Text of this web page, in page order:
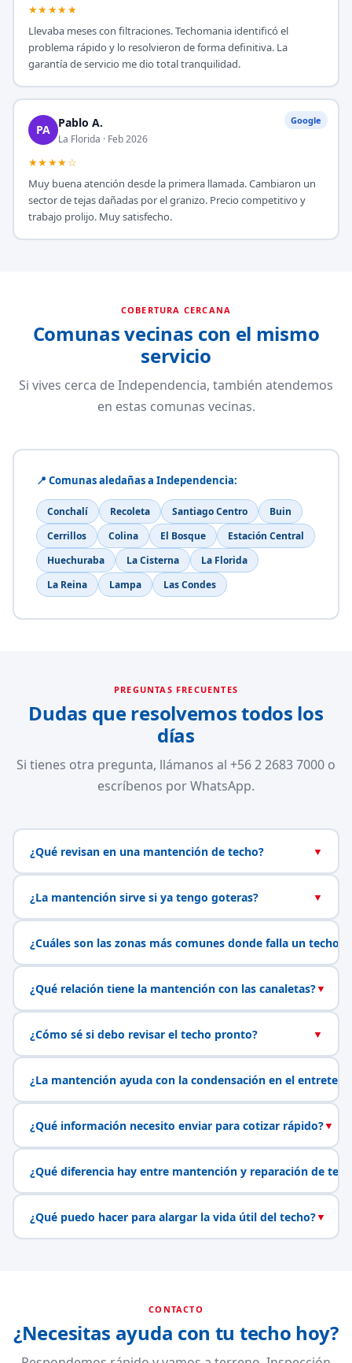
★★★★★
Llevaba meses con filtraciones. Techomania identificó el
problema rápido y lo resolvieron de forma definitiva. La
garantía de servicio me dio total tranquilidad.
Google
PA Pablo A.
La Florida · Feb 2026
★★★★☆
Muy buena atención desde la primera llamada. Cambiaron un
sector de tejas dañadas por el granizo. Precio competitivo y
trabajo prolijo. Muy satisfecho.
COBERTURA CERCANA
Comunas vecinas con el mismo
servicio
Si vives cerca de Independencia, también atendemos
en estas comunas vecinas.
📍 Comunas aledañas a Independencia:
Conchalí Recoleta Santiago Centro
Buin
Cerrillos
Colina El Bosque
Estación Central
Huechuraba
La Cisterna
La Florida
La Reina
Lampa Las Condes
PREGUNTAS FRECUENTES
Dudas que resolvemos todos los
días
Si tienes otra pregunta, llámanos al +56 2 2683 7000 o
escríbenos por WhatsApp.
¿Qué revisan en una mantención de techo? ▼
¿La mantención sirve si ya tengo goteras? ▼
¿Cuáles son las zonas más comunes donde falla un techo?
¿Qué relación tiene la mantención con las canaletas?▼
¿Cómo sé si debo revisar el techo pronto? ▼
¿La mantención ayuda con la condensación en el
¿Qué información necesito enviar para cotizar rápido?▼
¿Qué diferencia hay entre mantención y reparación de
¿Qué puedo hacer para alargar la vida útil del techo?▼
CONTACTO
¿Necesitas ayuda con tu techo hoy?